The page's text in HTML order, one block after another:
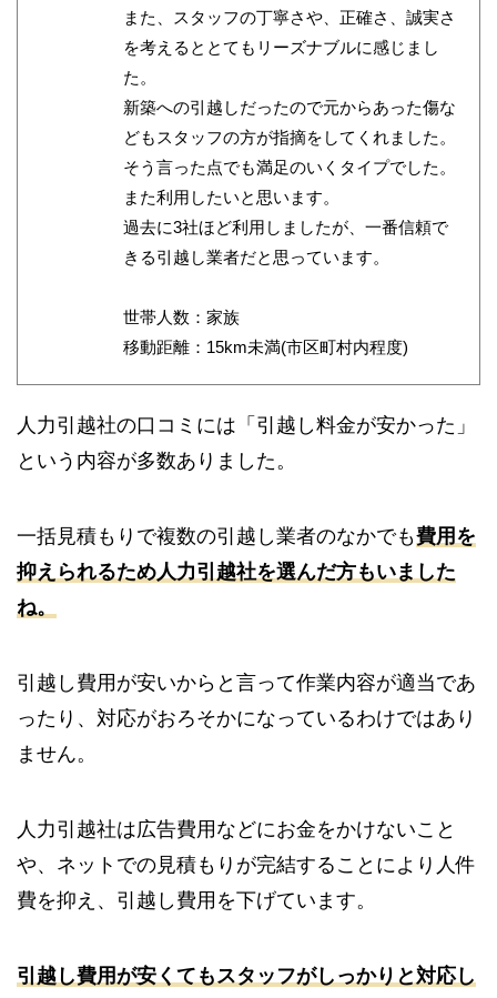
また、スタッフの丁寧さや、正確さ、誠実さ
を考えるととてもリーズナブルに感じまし
た。
新築への引越しだったので元からあった傷な
どもスタッフの方が指摘をしてくれました。
そう言った点でも満足のいくタイプでした。
また利用したいと思います。
過去に3社ほど利用しましたが、一番信頼で
きる引越し業者だと思っています。
世帯人数：家族
移動距離：15km未満(市区町村内程度)
人力引越社の口コミには「引越し料金が安かった」
という内容が多数ありました。
一括見積もりで複数の引越し業者のなかでも費用を
抑えられるため人力引越社を選んだ方もいました
ね。
引越し費用が安いからと言って作業内容が適当であ
ったり、対応がおろそかになっているわけではあり
ません。
人力引越社は広告費用などにお金をかけないこと
や、ネットでの見積もりが完結することにより人件
費を抑え、引越し費用を下げています。
引越し費用が安くてもスタッフがしっかりと対応し